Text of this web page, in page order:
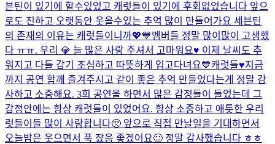
븐틴이 있기에 할수있었고 캐럿들이 있기에 후회없었습니다 앞으
로도 진하고 오랫동안 웃을수있는 추억 많이 만들어가요 세븐틴
의 존재의 이유는 캐럿들이니까💖💙멤버들 정말 많이많이 고생했
다 ㅠㅠ. 우리 💎 늘 많은 사랑 주셔서 고마워요♥️ 이제 날씨도 추
워지고 다들 감기 조심하고 따뜻하게 입고다녀요💙캐럿들♥️지금
까지 공연 함께 즐겨주시고 같이 좋은 추억 만들었다는게 정말 감
사하고 소중해요. 3회 공연을 하면서 많은 감정들이 들었는데 그
감정안에는 항상 캐럿들이 있었어요. 항상 소중하고 애틋한 우리
럿들이들 많이 사랑합니다🥺 앞으로 직접 만날일을 기대하면서
오늘밤은 웃으면서 푹 잤음 좋겠어요🙂 정말 감사했습니다 ㅎㅎ